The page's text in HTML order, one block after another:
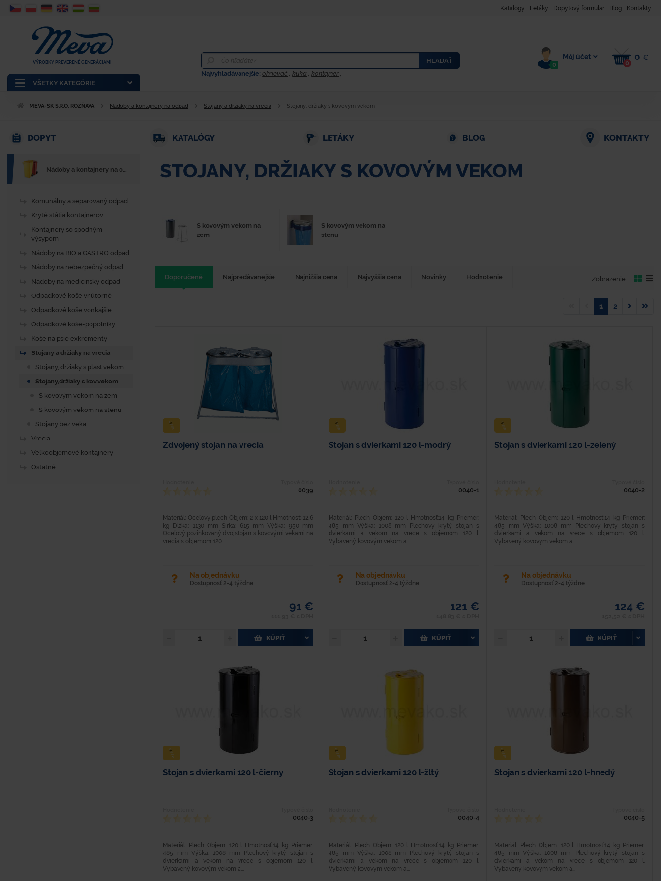
Katalogy Letáky Dopytový formulár Blog Kontakty
VŠETKY KATEGÓRIE
VÝROBKY PREVERENÉ GENERÁCIAMI
HLADAŤ
Najvyhladávanejšie:ohrievač ,kuka ,kontajner ,
0
Môj účet
0
0 €
MEVA-SK S.R.O. ROŽŇAVA Nádoby a kontajnery na odpad Stojany a držiaky na vrecia Stojany, držiaky s kovovým vekom
DOPYT KATALÓGY LETÁKY BLOG KONTAKTY
STOJANY, DRŽIAKY S KOVOVÝM VEKOM
S kovovým vekom na
zem
S kovovým vekom na
stenu
Doporučené Najpredávanejšie Najnižšia cena Najvyššia cena Novinky Hodnotenie Zobrazenie:
1 2
Zdvojený stojan na vrecia
0039
Materiál: Oceľový plech Objem: 2 x 120 l Hmotnosť: 12,6
kg Dĺžka: 1130 mm Šírka: 615 mm Výška: 950 mm
Oceľový pozinkovaný dvojstojan s kovovými vekami na
vrecia s objemom 120...
Na objednávku
Dostupnosť 2-4 týždne
91 €
KÚPIŤ
Stojan s dvierkami 120 l-modrý
0040-1
Materiál: Plech Objem: 120 l Hmotnosť:14 kg Priemer:
485 mm Výška: 1008 mm Plechový krytý stojan s
dvierkami a vekom na vrece s objemom 120 l.
Vybavený kovovým vekom a...
Na objednávku
Dostupnosť 2-4 týždne
121 €
KÚPIŤ
Stojan s dvierkami 120 l-zelený
0040-2
Materiál: Plech Objem: 120 l Hmotnosť:14 kg Priemer:
485 mm Výška: 1008 mm Plechový krytý stojan s
dvierkami a vekom na vrece s objemom 120 l.
Vybavený kovovým vekom a...
Na objednávku
Dostupnosť 2-4 týždne
124 €
KÚPIŤ
Stojan s dvierkami 120 l-čierny
0040-3
Materiál: Plech Objem: 120 l Hmotnosť:14 kg Priemer:
485 mm Výška: 1008 mm Plechový krytý stojan s
dvierkami a vekom na vrece s objemom 120 l.
Vybavený kovovým vekom a...
Stojan s dvierkami 120 l-žltý
0040-4
Materiál: Plech Objem: 120 l Hmotnosť:14 kg Priemer:
485 mm Výška: 1008 mm Plechový krytý stojan s
dvierkami a vekom na vrece s objemom 120 l.
Vybavený kovovým vekom a...
Stojan s dvierkami 120 l-hnedý
0040-5
Materiál: Plech Objem: 120 l Hmotnosť:14 kg Priemer:
485 mm Výška: 1008 mm Plechový krytý stojan s
dvierkami a vekom na vrece s objemom 120 l.
Vybavený kovovým vekom a...
Komunálny a separovaný odpad
Kryté státia kontajnerov
Kontajnery so spodným
výsypom
Nádoby na BIO a GASTRO odpad
Nádoby na nebezpečný odpad
Nádoby na medicínsky odpad
Odpadkové koše vnútorné
Odpadkové koše vonkajšie
Odpadkové koše-popolníky
Koše na psie exkrementy
Stojany a držiaky na vrecia
Stojany, držiaky s plast.vekom
Stojany,držiaky s kov.vekom
S kovovým vekom na zem
S kovovým vekom na stenu
Stojany bez veka
Vrecia
Veľkoobjemové kontajnery
Ostatné